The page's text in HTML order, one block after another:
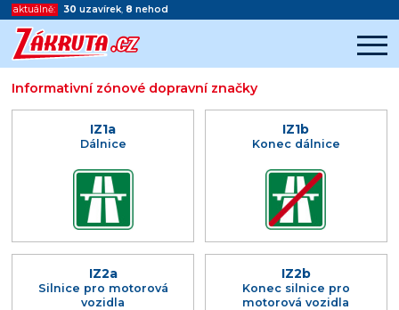
aktuálně: 30 uzavírek, 8 nehod
Informativní zónové dopravní značky
Začátek reklamy
Konec reklamy
IZ1a
Dálnice
IZ1b
Konec dálnice
IZ2a
Silnice pro motorová
vozidla
IZ2b
Konec silnice pro
motorová vozidla